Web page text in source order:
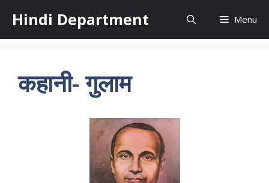
content
Hindi Department Menu
कहानी- गुलाम